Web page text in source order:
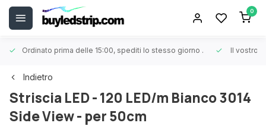
0
Ordinato prima delle 15:00, spediti lo stesso giorno . Il vostro
Indietro
Striscia LED - 120 LED/m Bianco 3014
Side View - per 50cm